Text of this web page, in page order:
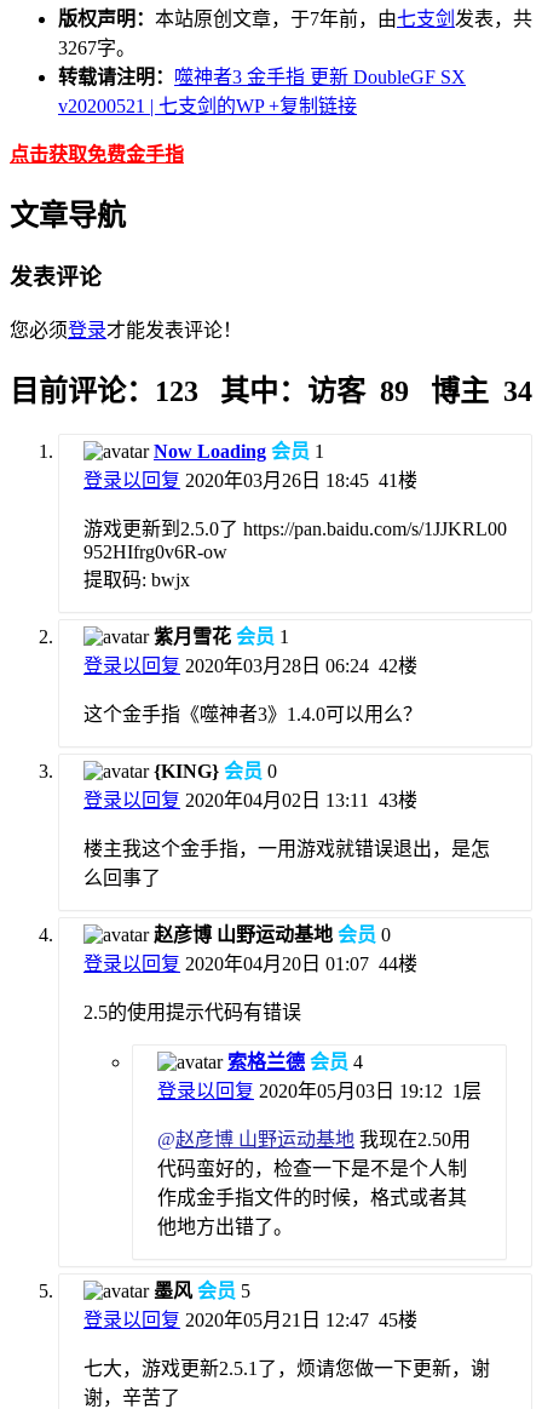
版权声明： 本站原创文章，于7年前，由七支剑 发表，共
3267字。
转载请注明： 噬神者3 金手指 更新 DoubleGF SX
v20200521 | 七支剑的WP+复制链接
点击获取免费金手指
文章导航
发表评论
您必须登录才能发表评论！
目前评论：123 其中：访客 89 博主 34
Now Loading 会员 1
登录以回复 2020年03月26日 18:45 41楼
游戏更新到2.5.0了 https://pan.baidu.com/s/1JJKRL00
952HIfrg0v6R-ow
提取码: bwjx
紫月雪花 会员 1
登录以回复 2020年03月28日 06:24 42楼
这个金手指《噬神者3》1.4.0可以用么？
{KING} 会员 0
登录以回复 2020年04月02日 13:11 43楼
楼主我这个金手指，一用游戏就错误退出，是怎
么回事了
赵彦博 山野运动基地 会员 0
登录以回复 2020年04月20日 01:07 44楼
2.5的使用提示代码有错误
索格兰德 会员 4
登录以回复 2020年05月03日 19:12 1层
@赵彦博 山野运动基地 我现在2.50用
代码蛮好的，检查一下是不是个人制
作成金手指文件的时候，格式或者其
他地方出错了。
墨风会员 5
登录以回复 2020年05月21日 12:47 45楼
七大，游戏更新2.5.1了，烦请您做一下更新，谢
谢，辛苦了